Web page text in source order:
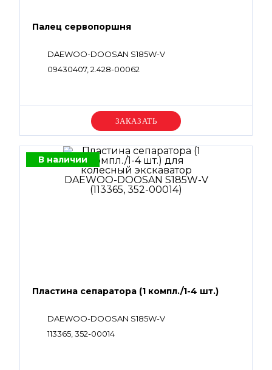
Палец сервопоршня
DAEWOO-DOOSAN S185W-V
09430407, 2.428-00062
Уточняйте цену
В наличии
Пластина сепаратора (1 компл./1-4 шт.)
DAEWOO-DOOSAN S185W-V
113365, 352-00014